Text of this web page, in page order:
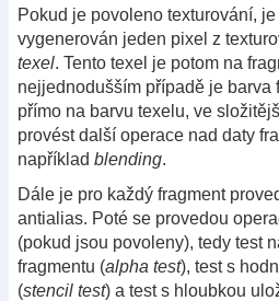
Pokud je povoleno texturování,
vygenerován jeden pixel z
texel. Tento texel je potom na
nejjednodušším případě je barva
přímo na barvu texelu, ve
provést další operace nad daty
například blending.
Dále je pro každý fragment
antialias. Poté se provedou
(pokud jsou povoleny), tedy test
fragmentu (alpha test), test s
(stencil test) a test s hloubkou